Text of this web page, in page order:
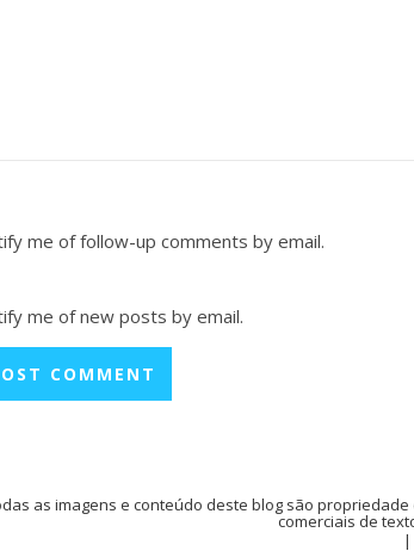
me of follow-up comments by email.
me of new posts by email.
as imagens e conteúdo deste blog são
comerciais de